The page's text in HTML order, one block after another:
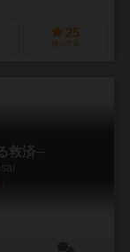
25
持ってる
救済─